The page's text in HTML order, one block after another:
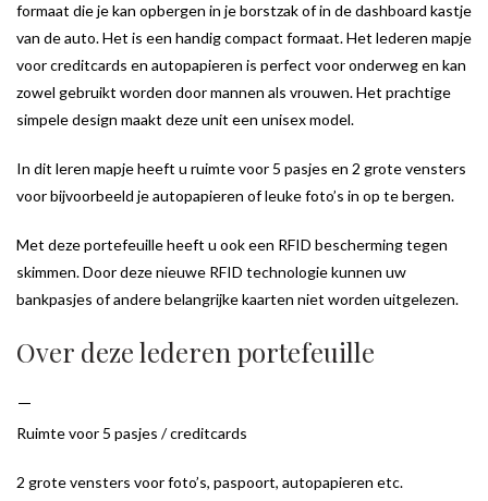
formaat die je kan opbergen in je borstzak of in de dashboard kastje
van de auto. Het is een handig compact formaat. Het lederen mapje
voor creditcards en autopapieren is perfect voor onderweg en kan
zowel gebruikt worden door mannen als vrouwen. Het prachtige
simpele design maakt deze unit een unisex model.
In dit leren mapje heeft u ruimte voor 5 pasjes en 2 grote vensters
voor bijvoorbeeld je autopapieren of leuke foto’s in op te bergen.
Met deze portefeuille heeft u ook een RFID bescherming tegen
skimmen. Door deze nieuwe RFID technologie kunnen uw
bankpasjes of andere belangrijke kaarten niet worden uitgelezen.
Over deze lederen portefeuille
Ruimte voor 5 pasjes / creditcards
2 grote vensters voor foto’s, paspoort, autopapieren etc.